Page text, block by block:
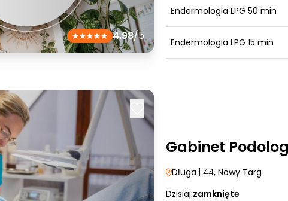
4.98/5
Endermologia LPG 50 min
Endermologia LPG 15 min
Gabinet
Długa | 44, Nowy Targ
Dzisiaj:zamknięte